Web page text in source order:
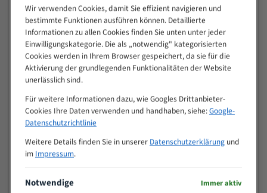
50
4/5
80
> 100
VOLLMATERIAL
M (mm)
Zoll (ZpZ))
>
25
10/14
15 - 40
8/12
25 - 50
50 - 120
Wir verwenden Cookies, damit Sie effizient navigieren und
bestimmte Funktionen ausführen können. Detaillierte
Informationen zu allen Cookies finden Sie unten unter jeder
Einwilligungskategorie. Die als „notwendig" kategorisierten
Cookies werden in Ihrem Browser gespeichert, da sie für die
Aktivierung der grundlegenden Funktionalitäten der Website
unerlässlich sind.
Für weitere Informationen dazu, wie Googles Drittanbieter-
Cookies Ihre Daten verwenden und handhaben, siehe:Google-
Datenschutzrichtlinie
Weitere Details finden Sie in unserer Datenschutzerklärungund
im Impressum.
Notwendige Immer aktiv